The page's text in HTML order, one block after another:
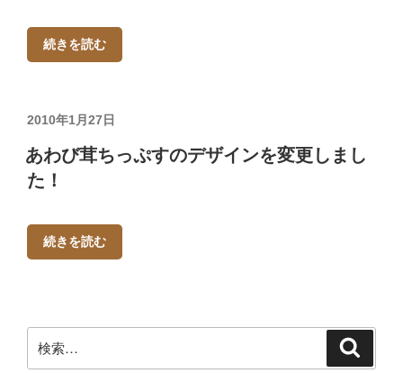
続きを読む
投
日:
2010年1月27日
あわび茸ちっぷすのデザインを変更しまし
た！
続きを読む
索: